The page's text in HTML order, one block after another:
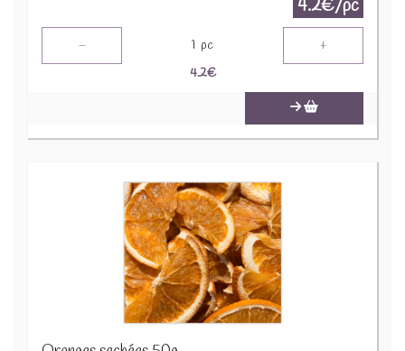
4.2€/pc
- 1 pc +
4.2€